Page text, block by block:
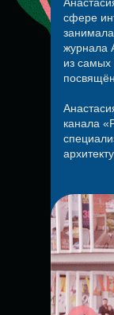
сфере
журнала
из самых
канала